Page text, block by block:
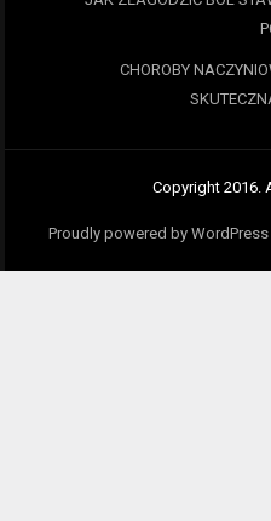
CHOROBY
Copyright 2016.
Proudly powered by WordPress